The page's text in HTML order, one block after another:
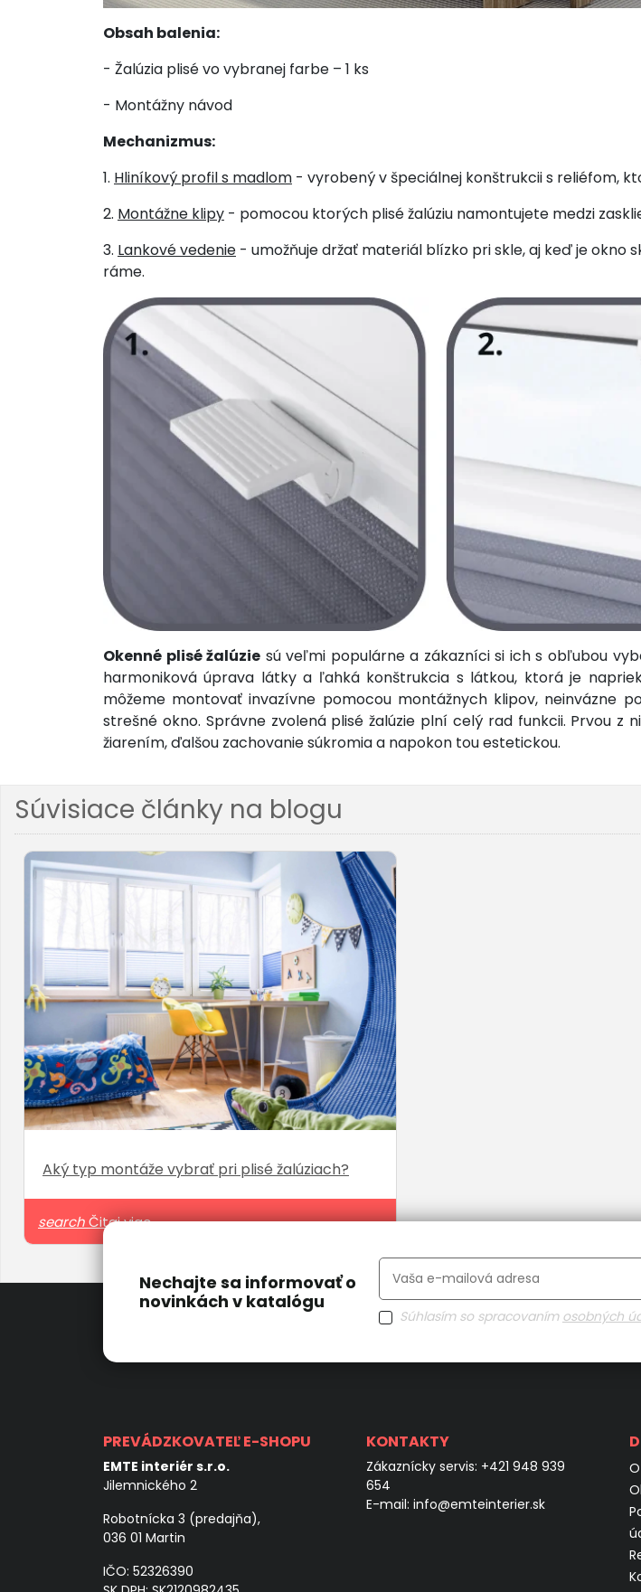
Obsah balenia:
- Žalúzia plisé vo vybranej farbe – 1 ks
- Montážny návod
Mechanizmus:
1. Hliníkový profil s madlom - vyrobený v špeciálnej konštrukcii s reliéfom,
2. Montážne klipy - pomocou ktorých plisé žalúziu namontujete medzi
3. Lankové vedenie - umožňuje držať materiál blízko pri skle, aj keď je
ráme.
Okenné plisé žalúzie sú veľmi populárne a zákazníci si ich s obľubou
harmoniková úprava látky a ľahká konštrukcia s látkou, ktorá je
môžeme montovať invazívne pomocou montážnych klipov, neinvázne
strešné okno. Správne zvolená plisé žalúzie plní celý rad funkcii. Prvou
žiarením, ďalšou zachovanie súkromia a napokon tou estetickou.
Súvisiace články na blogu
Aký typ montáže vybrať pri plisé žalúziach?
searchČitaj viac
Nechajte sa informovať o
novinkách v katalógu
Súhlasím so spracovaním osobných
PREVÁDZKOVATEĽ E-SHOPU
EMTE interiér s.r.o.
Jilemnického 2
Robotnícka 3 (predajňa),
036 01 Martin
IČO: 52326390
KONTAKTY
Zákaznícky servis: +421 948 939
654
E-mail: info@emteinterier.sk